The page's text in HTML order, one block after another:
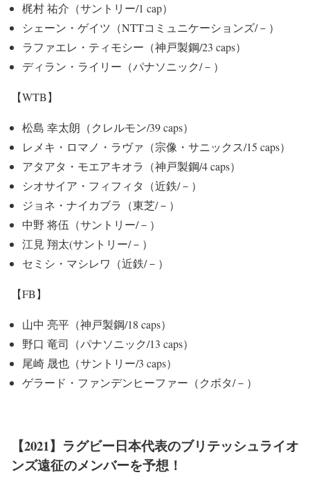
梶村 祐介（サントリー/1 cap）
シェーン・ゲイツ（NTTコミュニケーションズ/－）
ラファエレ・ティモシー（神戸製鋼/23 caps）
ディラン・ライリー（パナソニック/－）
【WTB】
松島 幸太朗（クレルモン/39 caps）
レメキ・ロマノ・ラヴァ（宗像・サニックス/15 caps）
アタアタ・モエアキオラ（神戸製鋼/4 caps）
シオサイア・フィフィタ（近鉄/－）
ジョネ・ナイカブラ（東芝/－）
中野 将伍（サントリー/－）
江見 翔太(サントリー/－）
セミシ・マシレワ（近鉄/－）
【FB】
山中 亮平（神戸製鋼/18 caps）
野口 竜司（パナソニック/13 caps）
尾崎 晟也（サントリー/3 caps）
ゲラード・ファンデンヒーファー（クボタ/－）
【2021】ラグビー日本代表のブリテッシュライオ
ンズ遠征のメンバーを予想！